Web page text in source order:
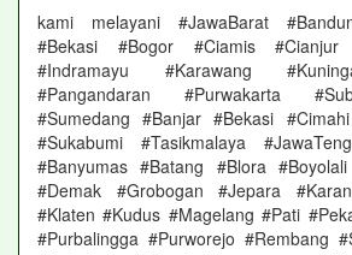
kami melayani #JawaBarat
#Bekasi #Bogor #Ciamis
#Indramayu #Karawang
#Pangandaran #Purwakarta
#Sumedang #Banjar #Bekasi
#Sukabumi #Tasikmalaya
#Banyumas #Batang #Blora
#Demak #Grobogan #Jepara
#Klaten #Kudus #Magelang #Pati
#Purbalingga #Purworejo #Rembang